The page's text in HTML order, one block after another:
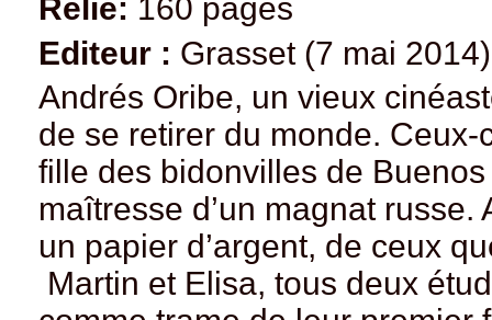
Relié: 160 pages
Editeur : Grasset (7 mai 2014)
Andrés Oribe, un vieux
de se retirer du monde.
fille des bidonvilles de
maîtresse d’un magnat
un papier d’argent, de ceux
Martin et Elisa, tous deux